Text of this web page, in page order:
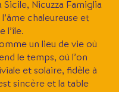
Nicuzza Famiglia
chaleureuse et
l’île.
un lieu de vie où
le temps, où l’on
et solaire, fidèle à
sincère et la table